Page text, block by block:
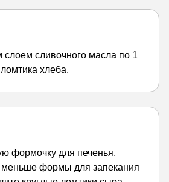
слоем сливочного масла по 1
хлеба.
формочку для печенья,
меньше формы для запекания